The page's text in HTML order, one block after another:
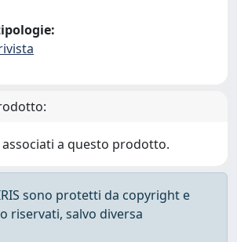
a questo prodotto.
sono protetti da copyright e
riservati, salvo diversa